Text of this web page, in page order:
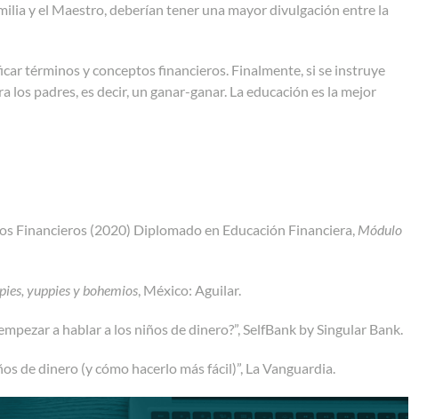
y el Maestro, deberían tener una mayor divulgación entre la
términos y conceptos financieros. Finalmente, si se instruye
los padres, es decir, un ganar-ganar. La educación es la mejor
Financieros (2020) Diplomado en Educación Financiera, Módulo
yuppies y bohemios, México: Aguilar.
a hablar a los niños de dinero?”, SelfBank by Singular Bank.
de dinero (y cómo hacerlo más fácil)”, La Vanguardia.